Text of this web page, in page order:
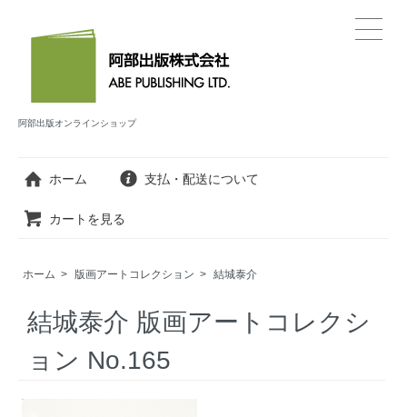
阿部出版オンラインショップ
ホーム 支払・配送について
カートを見る
ホーム > 版画アートコレクション > 結城泰介
結城泰介 版画アートコレクシ
ョン No.165